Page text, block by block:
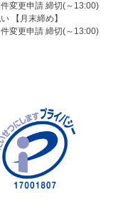
変更申請 締切(～13:00)
【月末締め】
変更申請 締切(～13:00)